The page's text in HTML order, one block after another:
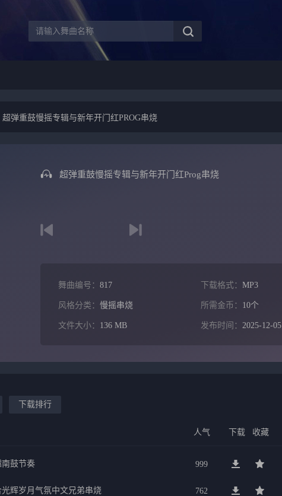
超弹重鼓慢摇专辑与新年开门红PROG串烧
超弹重鼓慢摇专辑与新年开门红Prog串烧
舞曲编号： 817 下载格式： MP3
风格分类： 慢摇串烧 所需金币： 10个
文件大小： 136 MB 发布时间： 2025-12-05
下载排行
人气 下载 收藏
鼓节奏 999
辉岁月气氛中文兄弟串烧 762